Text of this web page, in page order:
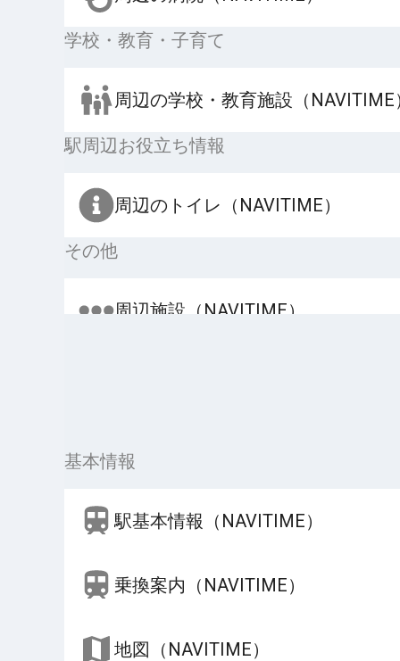
学校・教育・子育て
周辺の学校・教育施設（NAVITIME
駅周辺お役立ち情報
周辺のトイレ（NAVITIME）
その他
周辺施設（NAVITIME）
基本情報
駅基本情報（NAVITIME）
乗換案内（NAVITIME）
地図（NAVITIME）